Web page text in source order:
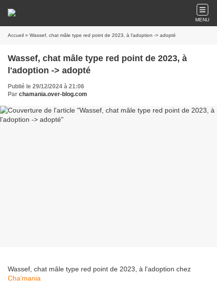
MENU
Accueil » Wassef, chat mâle type red point de 2023, à l'adoption -> adopté
Wassef, chat mâle type red point de 2023, à
l'adoption -> adopté
Publié le 29/12/2024 à 21:06
Par chamania.over-blog.com
Wassef, chat mâle type red point de 2023, à l'adoption chez
Cha'mania